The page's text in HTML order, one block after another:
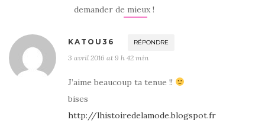
demander de mieux !
KATOU36 RÉPONDRE
3 avril 2016 at 9 h 42 min
J’aime beaucoup ta tenue !!
bises
http://lhistoiredelamode.blogspot.fr